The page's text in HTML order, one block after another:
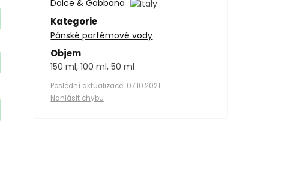
Dolce & Gabbana
Kategorie
Pánské parfémové vody
Objem
150 ml, 100 ml, 50 ml
Poslední aktualizace: 07.10.2021
Nahlásit chybu